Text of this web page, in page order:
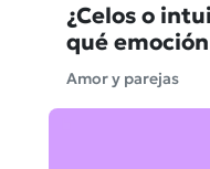
¿Celos o
qué
Amor y parejas